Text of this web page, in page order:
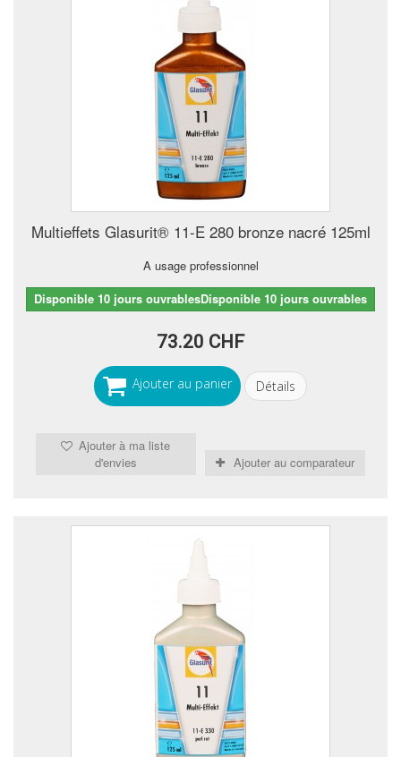
Multieffets Glasurit® 11-E 280 bronze nacré 125ml
A usage professionnel
Disponible 10 jours ouvrablesDisponible 10 jours ouvrables
73.20 CHF
Ajouter au panier Détails
Ajouter à ma liste
d'envies
Ajouter au comparateur